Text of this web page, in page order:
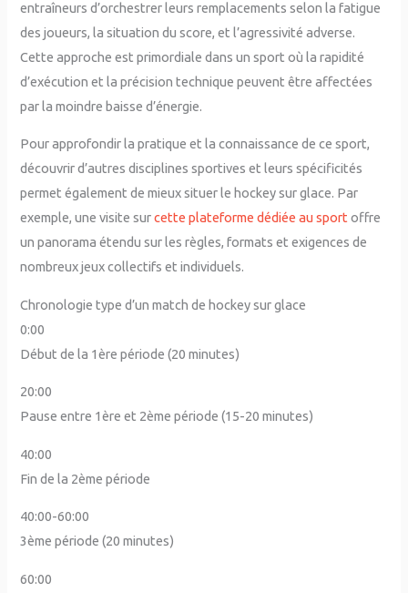
entraîneurs d’orchestrer leurs remplacements selon la fatigue
des joueurs, la situation du score, et l’agressivité adverse.
Cette approche est primordiale dans un sport où la rapidité
d’exécution et la précision technique peuvent être affectées
par la moindre baisse d’énergie.
Pour approfondir la pratique et la connaissance de ce sport,
découvrir d’autres disciplines sportives et leurs spécificités
permet également de mieux situer le hockey sur glace. Par
exemple, une visite surcette plateforme dédiée au sport offre
un panorama étendu sur les règles, formats et exigences de
nombreux jeux collectifs et individuels.
Chronologie type d’un match de hockey sur glace
0:00
Début de la 1ère période (20 minutes)
20:00
Pause entre 1ère et 2ème période (15-20 minutes)
40:00
Fin de la 2ème période
40:00-60:00
3ème période (20 minutes)
60:00